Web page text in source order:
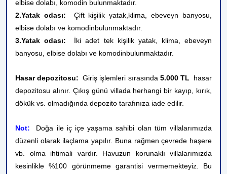
elbise dolabı, komodin bulunmaktadır.
2.Yatak odası:
Çift kişilik yatak, klima, ebeveyn banyosu,
elbise dolabı ve komodinbulunmaktadır.
3.Yatak odası:
İki adet tek kişilik yatak, klima, ebeveyn
banyosu, elbise dolabı ve komodinbulunmaktadır.
Hasar depozitosu: Giriş işlemleri sırasında 5.000 TL hasar
depozitosu alınır. Çıkış günü villada herhangi bir kayıp, kırık,
dökük vs. olmadığında depozito tarafınıza iade edilir.
Not:
Doğa ile iç içe yaşama sahibi olan tüm villalarımızda
düzenli olarak ilaçlama yapılır. Buna rağmen çevrede haşere
vb. olma ihtimali vardır. Havuzun korunaklı villalarımızda
kesinlikle %100 görünmeme garantisi vermemekteyiz. Bu